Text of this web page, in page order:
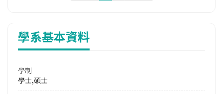
學系基本資料
學制
學士,碩士